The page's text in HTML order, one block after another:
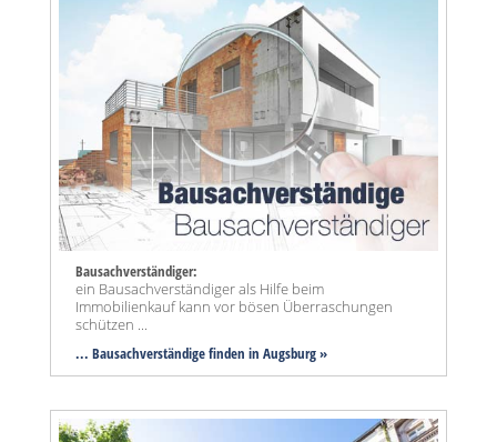
Bausachverständiger:
ein Bausachverständiger als Hilfe beim
Immobilienkauf kann vor bösen Überraschungen
schützen ...
... Bausachverständige finden in Augsburg »